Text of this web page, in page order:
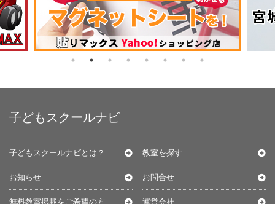
子どもスクールナビ
子どもスクールナビとは？ 教室を探す
お知らせ お問合せ
無料教室掲載をご希望の方 運営会社